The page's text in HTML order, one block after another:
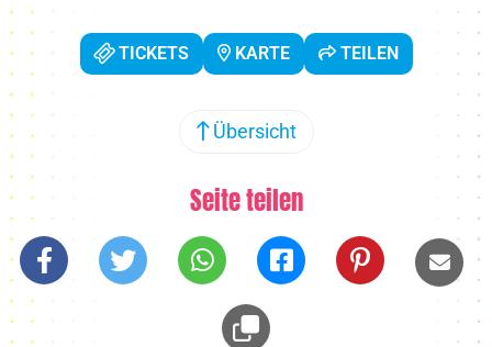
TICKETS KARTE TEILEN
Übersicht
Seite teilen